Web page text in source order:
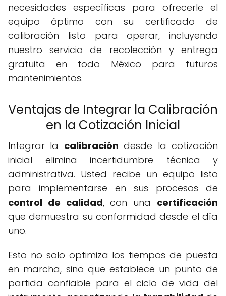
necesidades específicas para ofrecerle el
equipo óptimo con su certificado de
calibración listo para operar, incluyendo
nuestro servicio de recolección y entrega
gratuita en todo México para futuros
mantenimientos.
Ventajas de Integrar la Calibración
en la Cotización Inicial
Integrar la calibración desde la cotización
inicial elimina incertidumbre técnica y
administrativa. Usted recibe un equipo listo
para implementarse en sus procesos de
control de calidad, con una certificación
que demuestra su conformidad desde el día
uno.
Esto no solo optimiza los tiempos de puesta
en marcha, sino que establece un punto de
partida confiable para el ciclo de vida del